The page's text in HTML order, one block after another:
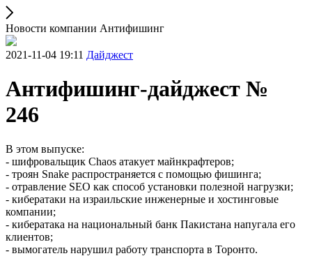
Новости компании Антифишинг
2021-11-04 19:11 Дайджест
Антифишинг-дайджест №
246
В этом выпуске:
- шифровальщик Chaos атакует майнкрафтеров;
- троян Snake распространяется с помощью фишинга;
- отравление SEO как способ установки полезной нагрузки;
- кибератаки на израильские инженерные и хостинговые
компании;
- кибератака на национальный банк Пакистана напугала его
клиентов;
- вымогатель нарушил работу транспорта в Торонто.